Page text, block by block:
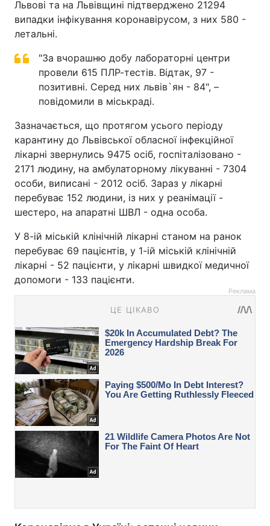
Львові та на Львівщині підтверджено 21294
випадки інфікування коронавірусом, з них 580 -
летальні.
"За вчорашню добу лабораторні центри
провели 615 ПЛР-тестів. Відтак, 97 -
позитивні. Серед них львів`ян - 84", –
повідомили в міськраді.
Зазначається, що протягом усього періоду
карантину до Львівської обласної інфекційної
лікарні звернулись 9475 осіб, госпіталізовано -
2171 людину, на амбулаторному лікуванні - 7304
особи, виписані - 2012 осіб. Зараз у лікарні
перебуває 152 людини, із них у реанімації -
шестеро, на апаратні ШВЛ - одна особа.
У 8-ій міській клінічній лікарні станом на ранок
перебуває 69 пацієнтів, у 1-ій міській клінічній
лікарні - 52 пацієнти, у лікарні швидкої медичної
допомоги - 133 пацієнти.
Реклама